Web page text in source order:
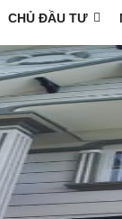
CHỦ ĐẦU TƯ